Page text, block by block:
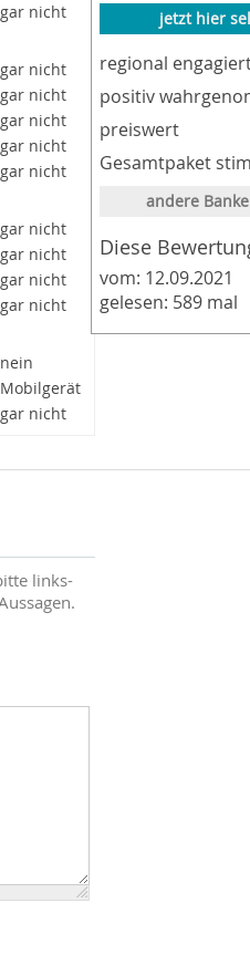
jetzt hier
regional
positiv
preiswert
Gesamtpaket
andere
Diese
vom: 12.09.2021
gelesen: 589 mal
gar nicht
gar nicht
gar nicht
gar nicht
gar nicht
gar nicht
gar nicht
gar nicht
gar nicht
gar nicht
nein
Mobilgerät
gar nicht
links-